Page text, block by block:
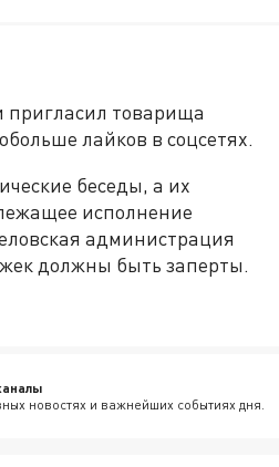
пригласил товарища
лайков в соцсетях.
беседы, а их
исполнение
администрация
должны быть заперты.
новостях и важнейших событиях дня.